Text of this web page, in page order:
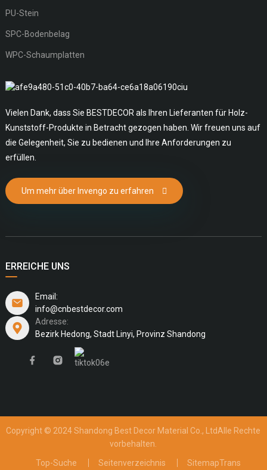
PU-Stein
SPC-Bodenbelag
WPC-Schaumplatten
Vielen Dank, dass Sie BESTDECOR als Ihren Lieferanten für Holz-
Kunststoff-Produkte in Betracht gezogen haben. Wir freuen uns auf
die Gelegenheit, Sie zu bedienen und Ihre Anforderungen zu
erfüllen.
Um mehr über Invengo zu erfahren
ERREICHE UNS
Email:
info@cnbestdecor.com
Adresse:
Bezirk Hedong, Stadt Linyi, Provinz Shandong
Copyright © 2024 Shandong Best Decor Material Co., LtdAlle Rechte
vorbehalten.
Top-Suche
Seitenverzeichnis SitemapTrans